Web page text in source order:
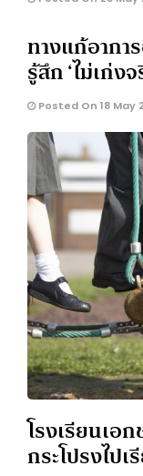
ทางแก้อากา
รู้สึก ‘ไม่เก่ง
Posted On 18 May
โรงเรียนเอ
กระโปรงไปเ